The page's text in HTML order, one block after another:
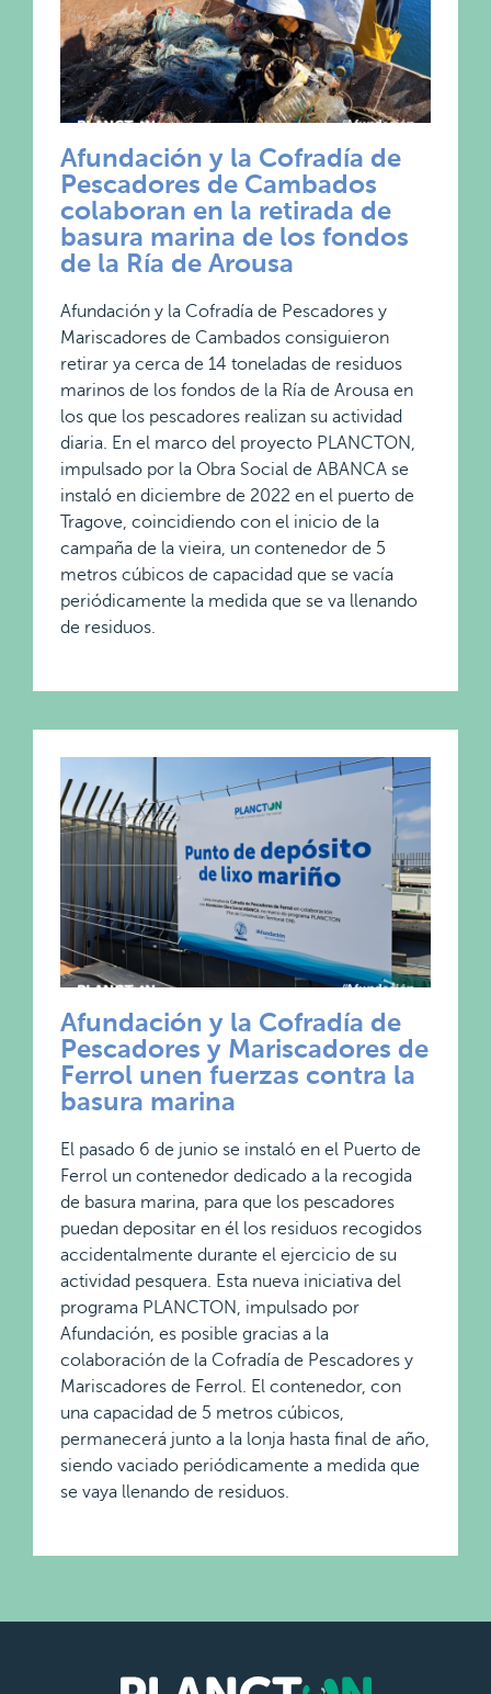
Afundación y la Cofradía de
Pescadores de Cambados
colaboran en la retirada de
basura marina de los fondos
de la Ría de Arousa
Afundación y la Cofradía de Pescadores y
Mariscadores de Cambados consiguieron
retirar ya cerca de 14 toneladas de residuos
marinos de los fondos de la Ría de Arousa en
los que los pescadores realizan su actividad
diaria. En el marco del proyecto PLANCTON,
impulsado por la Obra Social de ABANCA se
instaló en diciembre de 2022 en el puerto de
Tragove, coincidiendo con el inicio de la
campaña de la vieira, un contenedor de 5
metros cúbicos de capacidad que se vacía
periódicamente la medida que se va llenando
de residuos.
Afundación y la Cofradía de
Pescadores y Mariscadores de
Ferrol unen fuerzas contra la
basura marina
El pasado 6 de junio se instaló en el Puerto de
Ferrol un contenedor dedicado a la recogida
de basura marina, para que los pescadores
puedan depositar en él los residuos recogidos
accidentalmente durante el ejercicio de su
actividad pesquera. Esta nueva iniciativa del
programa PLANCTON, impulsado por
Afundación, es posible gracias a la
colaboración de la Cofradía de Pescadores y
Mariscadores de Ferrol. El contenedor, con
una capacidad de 5 metros cúbicos,
permanecerá junto a la lonja hasta final de año,
siendo vaciado periódicamente a medida que
se vaya llenando de residuos.